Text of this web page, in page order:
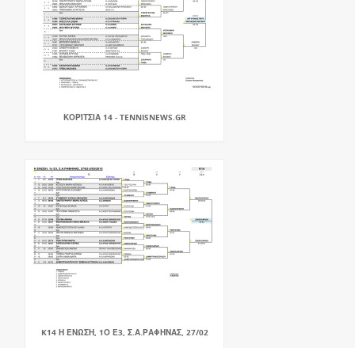
ΚΟΡΊΤΣΙΑ 14 - TENNISNEWS.GR
K14 Η ΕΝΩΣΗ, 1Ο Ε3, Σ.Α.ΡΑΦΗΝΑΣ, 27/02